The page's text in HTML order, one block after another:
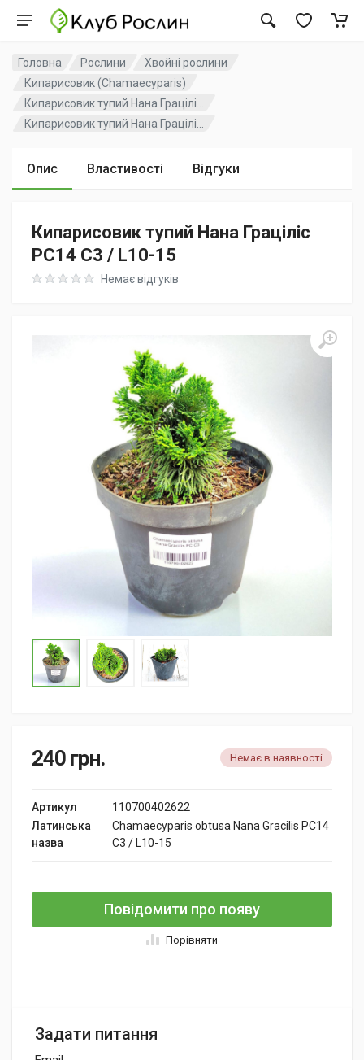
Головна Рослини
Хвойні рослини
Кипарисовик (Chamaecyparis)
Кипарисовик тупий Нана Грацілі...
Кипарисовик тупий Нана Грацілі...
Опис Властивості Відгуки
Кипарисовик тупий Нана Граціліс
PC14 C3 / L10-15
Rating: 0 out of 5Немає відгуків
240 грн. Немає в наявності
Артикул
110700402622
Латинська
назва
Chamaecyparis obtusa Nana Gracilis PC14
C3 / L10-15
Повідомити про появу
Порівняти
Задати питання